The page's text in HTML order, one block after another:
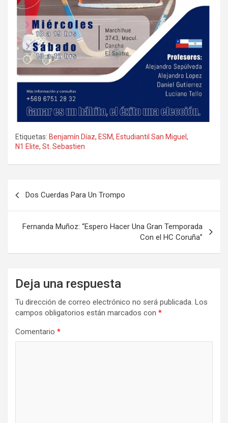
Etiquetas: Benjamín Díaz, ESM, Estudiantil San Miguel ,
N1 Elite, St. Sebastien
entradas
Dos Cuerdas Para Un Trompo
Fernanda Muñoz: “Espero Hacer Una Gran Temporada
Con el HC Coruña”
Deja una respuesta
Tu dirección de correo electrónico no será publicada. Los
campos obligatorios están marcados con *
Comentario *